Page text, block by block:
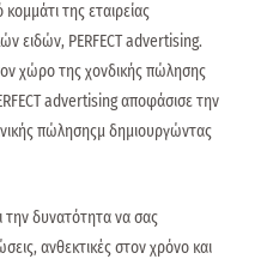
της εταιρείας
ειδών, PERFECT advertising.
χώρο της χονδικής πώλησης
advertising αποφάσισε την
πώλησηςμ δημιουργώντας
την δυνατότητα να σας
ανθεκτικές στον χρόνο και